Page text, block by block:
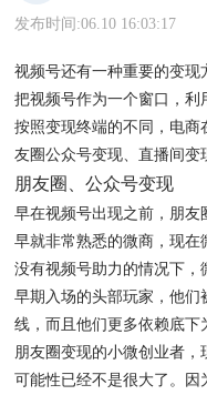
发布时间:06.10 16:03:17
视频号还有一种重要的变现
把视频号作为一个窗口，利
按照变现终端的不同，电商
友圈公众号变现、直播间变
朋友圈、公众号变现
早在视频号出现之前，朋友
早就非常熟悉的微商，现
没有视频号助力的情况下
早期入场的头部玩家，他们
线，而且他们更多依赖底
朋友圈变现的小微创业者
可能性已经不是很大了。